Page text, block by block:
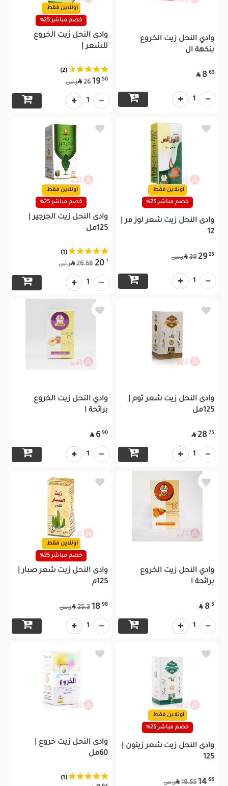
وادي النحل زيت الخروع
بنكهة ال
63
8

1
اونلاين فقط
خصم مباشر 25%
وادى النحل زيت الخروع
للشعر |
(2)
50
19
 26 ر.س
1
اونلاين فقط
خصم مباشر 25%
وادى النحل زيت شعر لوز مر |
12
25
29
 39 ر.س
1
اونلاين فقط
خصم مباشر 25%
وادى النحل زيت الجرجير |
125مل
(1)
1
20
 26.68 ر.س
1
وادى النحل زيت شعر ثوم |
125مل
75
28

1
وادي النحل زيت الخروع
برائحة ا
90
6

1
وادي النحل زيت الخروع
برائحة ا
5
8

1
اونلاين فقط
خصم مباشر 25%
وادى النحل زيت شعر صبار |
125م
98
18
 25.3 ر.س
1
اونلاين فقط
خصم مباشر 25%
وادى النحل زيت شعر زيتون |
125
66
14
 19.55 ر.س
وادى النحل زيت خروع |
60مل
(1)